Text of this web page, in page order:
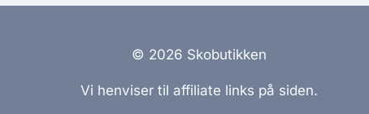
pris
799.00 kr..
pris
559.30 kr..
© 2026 Skobutikken
Vi henviser til affiliate links på siden.